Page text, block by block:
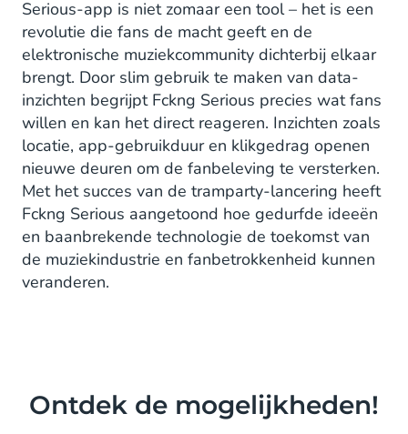
Serious-app is niet zomaar een tool – het is een
revolutie die fans de macht geeft en de
elektronische muziekcommunity dichterbij elkaar
brengt. Door slim gebruik te maken van data-
inzichten begrijpt Fckng Serious precies wat fans
willen en kan het direct reageren. Inzichten zoals
locatie, app-gebruikduur en klikgedrag openen
nieuwe deuren om de fanbeleving te versterken.
Met het succes van de tramparty-lancering heeft
Fckng Serious aangetoond hoe gedurfde ideeën
en baanbrekende technologie de toekomst van
de muziekindustrie en fanbetrokkenheid kunnen
veranderen.
Ontdek de mogelijkheden!